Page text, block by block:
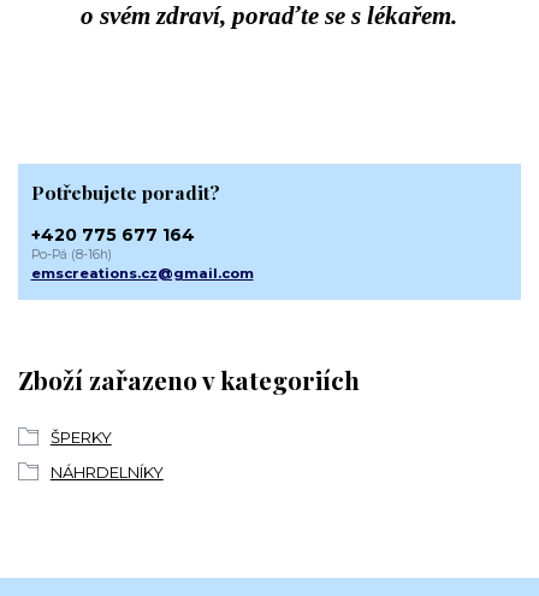
o svém zdraví, poraďte se s lékařem.
Zboží zařazeno v kategoriích
ŠPERKY
NÁHRDELNÍKY
Potřebujete poradit?
+420 775 677 164
Po-Pá (8-16h)
emscreations.cz@gmail.com